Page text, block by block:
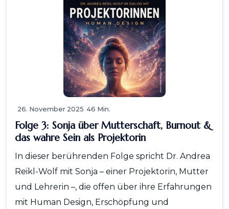
26. November 2025 46 Min.
Folge 3: Sonja über Mutterschaft, Burnout &
das wahre Sein als Projektorin
In dieser berührenden Folge spricht Dr. Andrea
Reikl-Wolf mit Sonja – einer Projektorin, Mutter
und Lehrerin –, die offen über ihre Erfahrungen
mit Human Design, Erschöpfung und